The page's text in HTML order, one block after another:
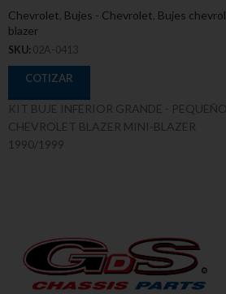
Chevrolet, Bujes - Chevrolet, Bujes
blazer
SKU: 02A-0413
COTIZAR
KIT BUJE INFERIOR GRANDE - PEQUEÑO
CHEVROLET BLAZER MINI-BLAZER
1990/1999